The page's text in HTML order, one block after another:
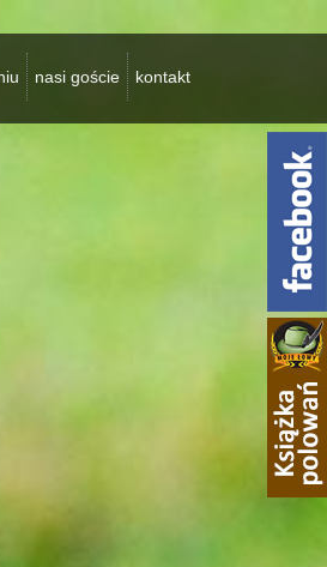
nasi goście kontakt